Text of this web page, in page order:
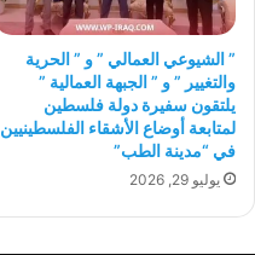
” الشيوعي العمالي ” و ” الحرية
والتغيير ” و ” الجبهة العمالية ”
يلتقون سفيرة دولة فلسطين
لمتابعة أوضاع الأشقاء الفلسطينيين
في “مدينة الطب”
يوليو 29, 2026